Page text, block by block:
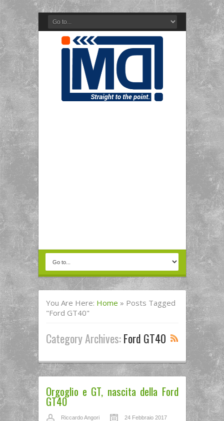
You Are Here: Home » Posts Tagged
"Ford GT40"
Category Archives:Ford GT40
Orgoglio e GT, nascita della Ford
GT40
Riccardo Angori 24 Febbraio 2017